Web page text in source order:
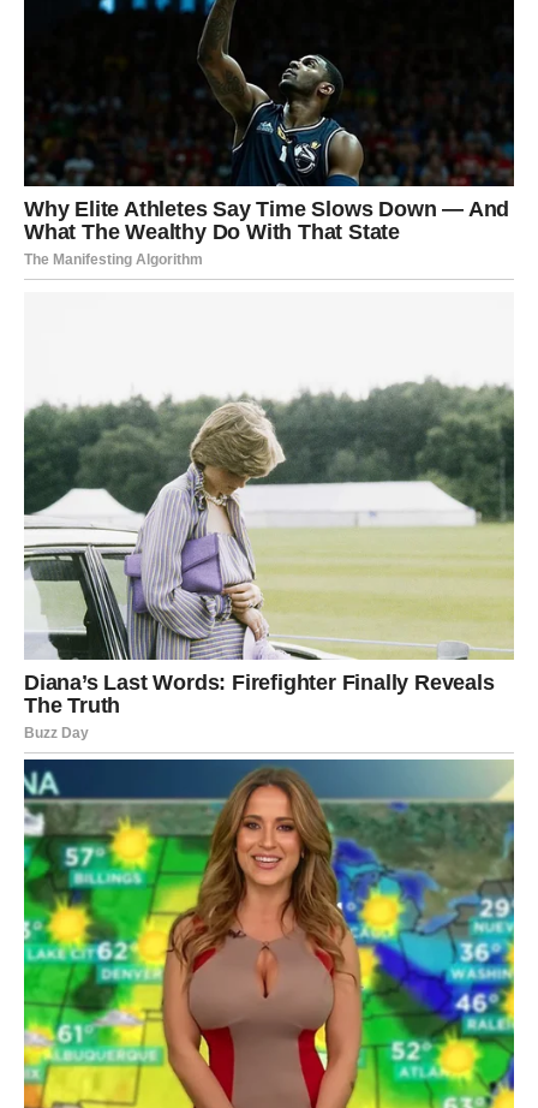
Kraj juna donosi priznanja i mogućnost profesionalnog
DJEVICA
Ljubav
Djevice će konačno dobiti više jasnoće u odnosu koji ih
Vrijeme je za mudre odluke i bolju organizaciju troškova.
Karijera
Jedan važan projekat mogao bi vam otvoriti vrata prema
većim mogućnostima.
VAGA
Ljubav
Vagama dolazi veoma lijep period za emocije. Slobodni
pripadnici znaka mogli bi upoznati osobu koja ostavlja